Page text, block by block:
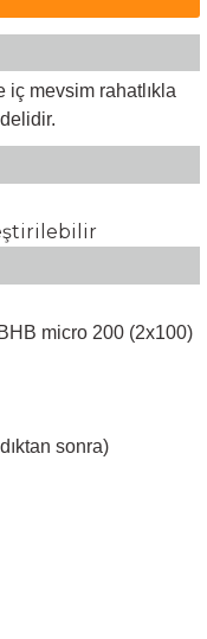
mevsim rahatlıkla
micro 200 (2x100)
sonra)